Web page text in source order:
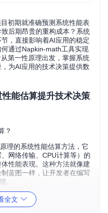
初期就准确预测系统性能表
后期昂贵的重构成本？系统
，直接影响着AI应用的稳定
通过Napkin-math工具实现
第一性原理出发，掌握系统
为AI应用的技术决策提供数
能估算提升技术决策
？
理的系统性能估算方法，它
网络传输、CPU计算等）的
性能表现。这种方法就像建
蓝图一样，让开发者在编写
。
最基本的事实出发进行推理，
，这意味着将复杂系统拆解
全文